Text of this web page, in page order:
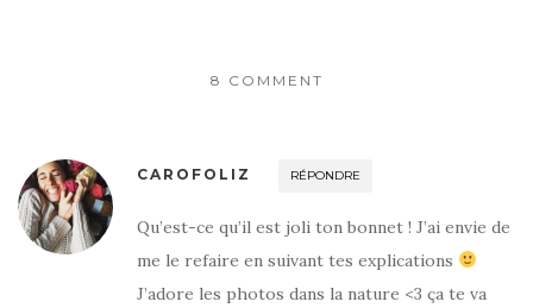
8 COMMENT
CAROFOLIZ RÉPONDRE
Qu’est-ce qu’il est joli ton bonnet ! J’ai envie de
me le refaire en suivant tes explications
J’adore les photos dans la nature <3 ça te va